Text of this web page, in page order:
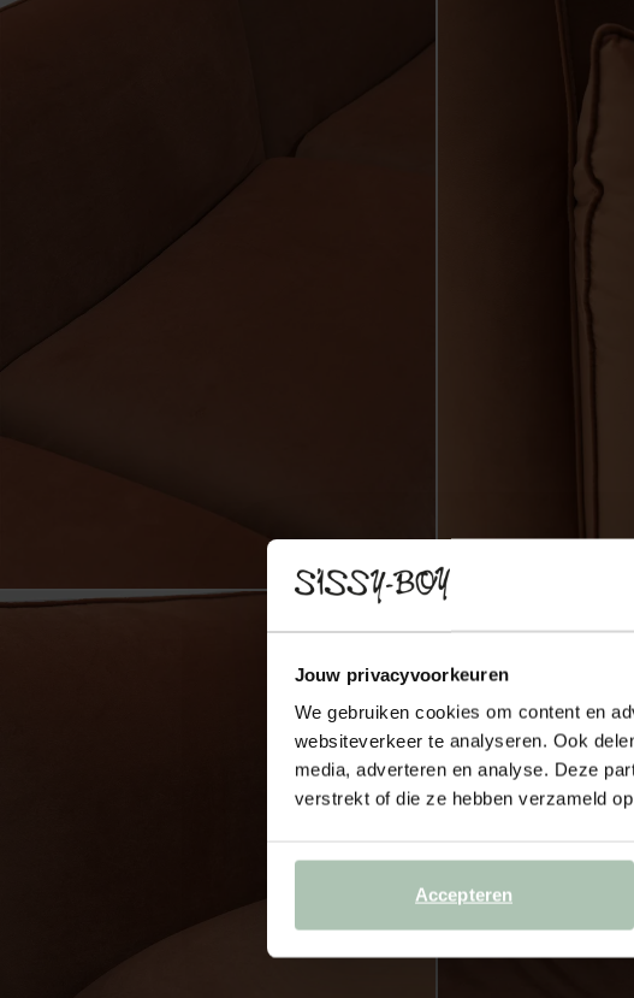
Jouw privacyvoorkeuren
We gebruiken cookies om content en
websiteverkeer te analyseren. Ook
media, adverteren en analyse. Deze
verstrekt of die ze hebben verzameld
Accepteren